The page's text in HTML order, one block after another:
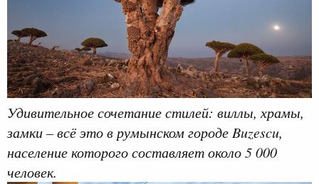
Удивительное сочетание стилей: виллы, храмы,
замки – всё это в румынском городе Buzescu,
население которого составляет около 5 000
человек.